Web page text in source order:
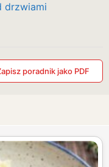
drzwiami
poradnik jako PDF